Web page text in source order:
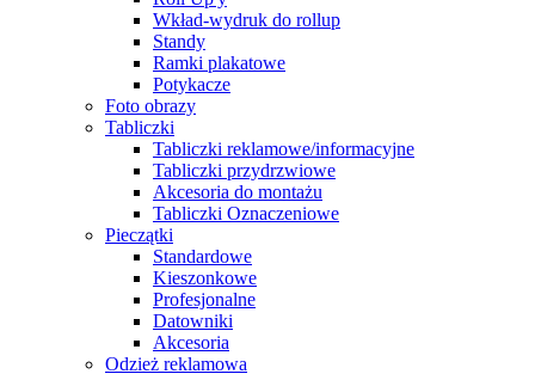
Wkład-wydruk do rollup
Standy
Ramki plakatowe
Potykacze
Foto obrazy
Tabliczki
Tabliczki reklamowe/informacyjne
Tabliczki przydrzwiowe
Akcesoria do montażu
Tabliczki Oznaczeniowe
Pieczątki
Standardowe
Kieszonkowe
Profesjonalne
Datowniki
Akcesoria
Odzież reklamowa